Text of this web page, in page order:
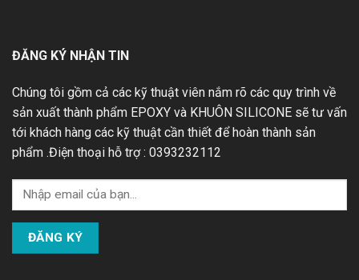
ĐĂNG KÝ NHẬN TIN
Chúng tôi gồm cả các kỹ thuật viên nắm rõ các quy trình về
sản xuất thành phẩm EPOXY và KHUÔN SILICONE sẽ tư vấn
tới khách hàng các kỹ thuật cần thiết để hoàn thành sản
phẩm .Điện thoại hỗ trợ : 0393232112